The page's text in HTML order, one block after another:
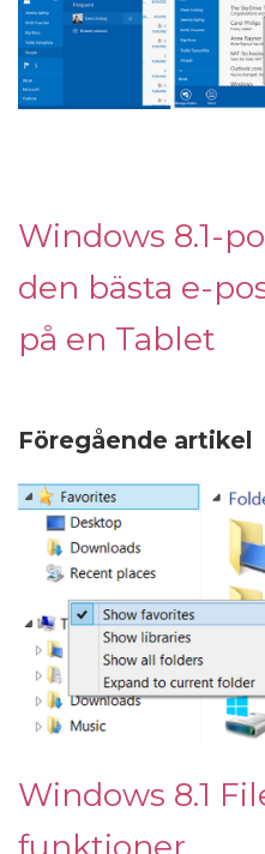
Windows 8.1-
den bästa e-
på en Tablet
Föregående artikel
Windows 8.1